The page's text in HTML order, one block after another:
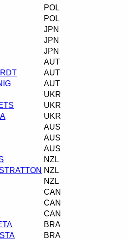
POL
POL
JPN
JPN
JPN
AUT
AUT
AUT
UKR
UKR
UKR
AUS
AUS
AUS
NZL
NZL
NZL
CAN
CAN
CAN
BRA
BRA